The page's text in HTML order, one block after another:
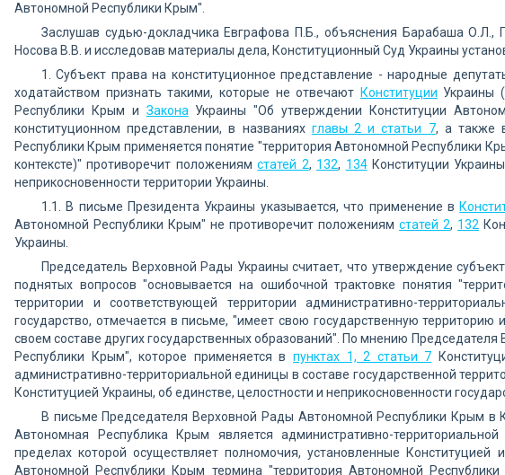
Автономной Республики Крым".
Заслушав судью-докладчика Евграфова П.Б., объяснения Барабаша
Носова В.В. и исследовав материалы дела, Конституционный Суд Украины
1. Субъект права на конституционное представление - народные
ходатайством признать такими, которые не отвечают Конституции Украины
Республики Крым и Закона Украины "Об утверждении Конституции
конституционном представлении, в названиях главы 2 и статьи 7, а также
Республики Крым применяется понятие "территория Автономной Республики
контексте)" противоречит положениямстатей 2, 132, 134Конституции
неприкосновенности территории Украины.
1.1. В письме Президента Украины указывается, что применение в
Автономной Республики Крым" не противоречит положениям статей 2, 132
Украины.
Председатель Верховной Рады Украины считает, что утверждение
поднятых вопросов "основывается на ошибочной трактовке понятия
территории и соответствующей территории административно-
государство, отмечается в письме, "имеет свою государственную
своем составе других государственных образований". По мнению
Республики Крым", которое применяется в пунктах 1, 2 статьи 7
административно-территориальной единицы в составе государственной
Конституцией Украины, об единстве, целостности и неприкосновенности
В письме Председателя Верховной Рады Автономной Республики Крым в
Автономная Республика Крым является административно-
пределах которой осуществляет полномочия, установленные
Автономной Республики Крым термина "территория Автономной